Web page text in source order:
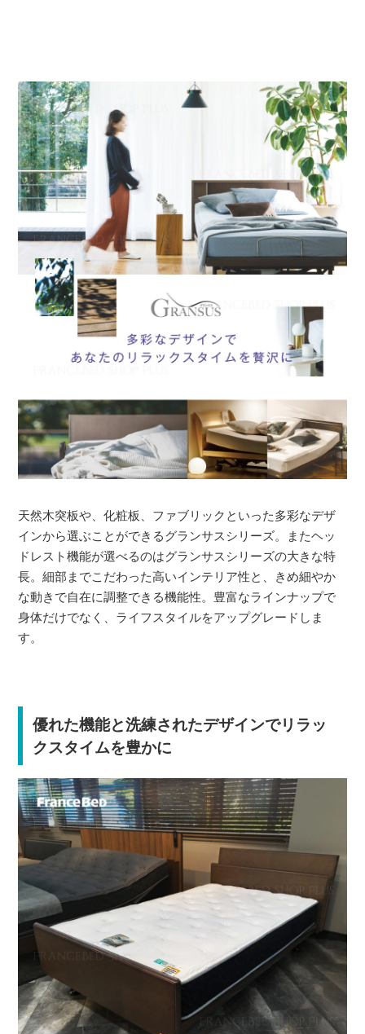
天然木突板や、化粧板、ファブリックといった多彩なデザ
インから選ぶことができるグランサスシリーズ。またヘッ
ドレスト機能が選べるのはグランサスシリーズの大きな特
長。細部までこだわった高いインテリア性と、きめ細やか
な動きで自在に調整できる機能性。豊富なラインナップで
身体だけでなく、ライフスタイルをアップグレードしま
す。
優れた機能と洗練されたデザインでリラッ
クスタイムを豊かに